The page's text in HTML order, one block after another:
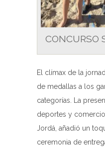
CONCURSO
El clímax de la
de medallas a los
categorías. La
deportes y
Jordá, añadió un
ceremonia de